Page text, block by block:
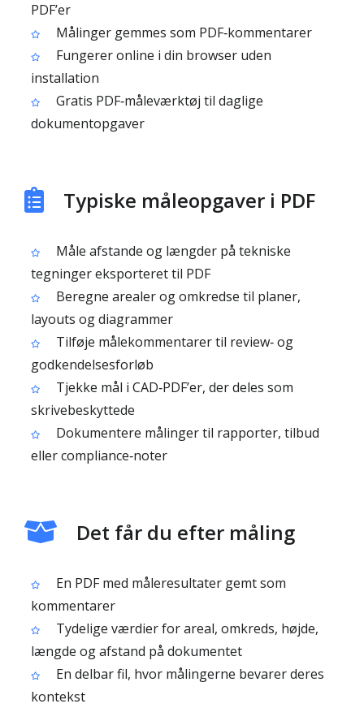
PDF’er
Målinger gemmes som PDF‑kommentarer
Fungerer online i din browser uden
installation
Gratis PDF‑måleværktøj til daglige
dokumentopgaver
Typiske måleopgaver i PDF
Måle afstande og længder på tekniske
tegninger eksporteret til PDF
Beregne arealer og omkredse til planer,
layouts og diagrammer
Tilføje målekommentarer til review‑ og
godkendelsesforløb
Tjekke mål i CAD‑PDF’er, der deles som
skrivebeskyttede
Dokumentere målinger til rapporter, tilbud
eller compliance‑noter
Det får du efter måling
En PDF med måleresultater gemt som
kommentarer
Tydelige værdier for areal, omkreds, højde,
længde og afstand på dokumentet
En delbar fil, hvor målingerne bevarer deres
kontekst